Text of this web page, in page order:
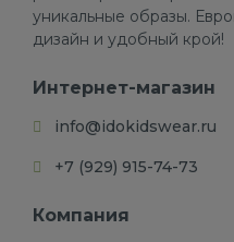
уникальные образы.
дизайн и удобный крой!
Интернет-магазин
info@idokidswear.ru
+7 (929) 915-74-73
Компания